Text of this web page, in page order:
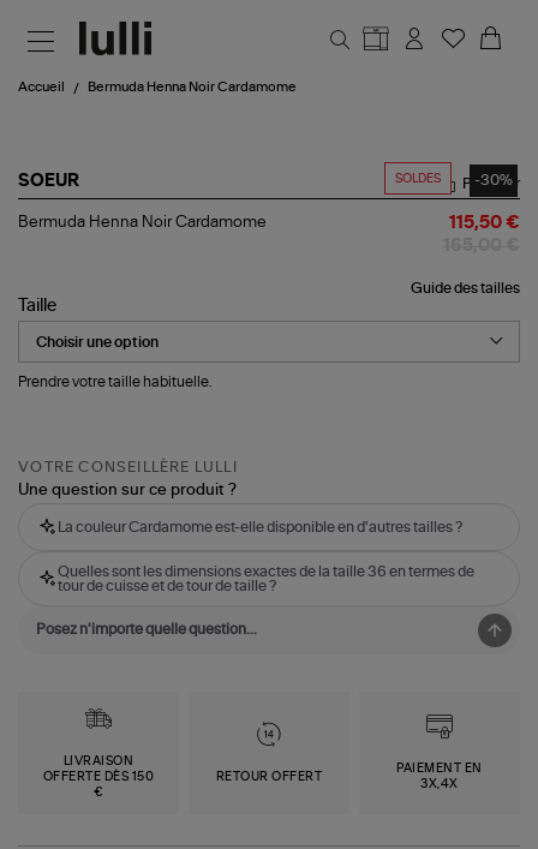
Accueil Bermuda Henna Noir Cardamome
SOLDES -30%
SOEUR
Bermuda
Partager
Bermuda Henna Noir Cardamome 115,50 €
Guide des tailles
Taille
Prendre votre taille habituelle.
VOTRE CONSEILLÈRE LULLI
Une question sur ce produit ?
La couleur Cardamome est-elle disponible en d'autres tailles ?
Quelles sont les dimensions exactes de la taille 36 en termes de
tour de cuisse et de tour de taille ?
LIVRAISON
OFFERTE DÈS 150
€
RETOUR OFFERT
PAIEMENT EN
3X,4X